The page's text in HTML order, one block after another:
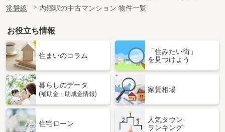
常磐線
内郷駅の中古マンション 物件一覧
お役立ち情報
住まいのコラム
「住みたい街」
を見つけよう
暮らしのデータ
(補助金・助成金情報)
家賃相場
住宅ローン
人気タウン
ランキング